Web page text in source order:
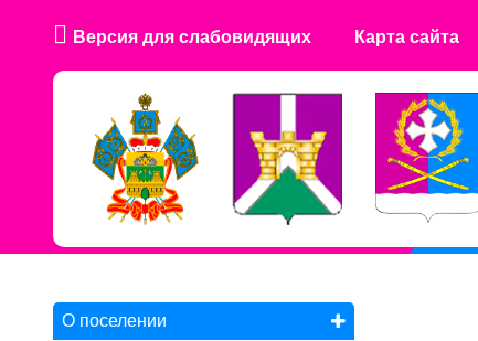
Версия для слабовидящих Карта сайта
О поселении